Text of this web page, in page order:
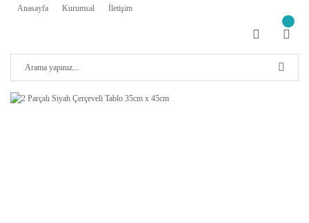
Anasayfa Kurumsal İletişim